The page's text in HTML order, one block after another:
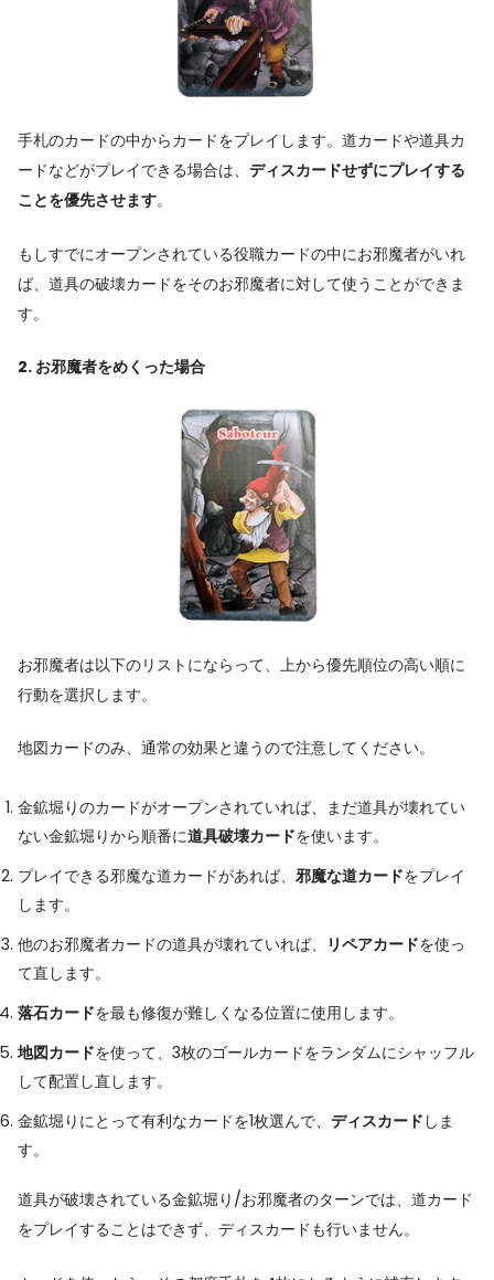
手札のカードの中からカードをプレイします。道カードや道具カ
ードなどがプレイできる場合は、 ディスカードせずにプレイする
ことを優先させます。
もしすでにオープンされている役職カードの中にお邪魔者がいれ
ば、道具の破壊カードをそのお邪魔者に対して使うことができま
す。
2. お邪魔者をめくった場合
お邪魔者は以下のリストにならって、上から優先順位の高い順に
行動を選択します。
地図カードのみ、通常の効果と違うので注意してください。
金鉱堀りのカードがオープンされていれば、まだ道具が壊れてい
ない金鉱堀りから順番に道具破壊カードを使います。
プレイできる邪魔な道カードがあれば、 邪魔な道カードをプレイ
します。
他のお邪魔者カードの道具が壊れていれば、
リペアカードを使っ
て直します。
落石カードを最も修復が難しくなる位置に使用します。
地図カードを使って、3枚のゴールカードをランダムにシャッフル
して配置し直します。
金鉱堀りにとって有利なカードを1枚選んで、 ディスカード しま
す。
道具が破壊されている金鉱堀り/お邪魔者のターンでは、道カード
をプレイすることはできず、ディスカードも行いません。